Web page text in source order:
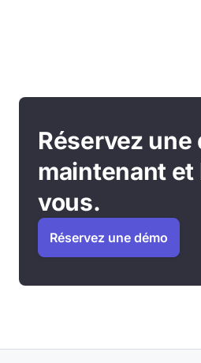
Réservez une
maintenant et
vous.
Réservez une démo